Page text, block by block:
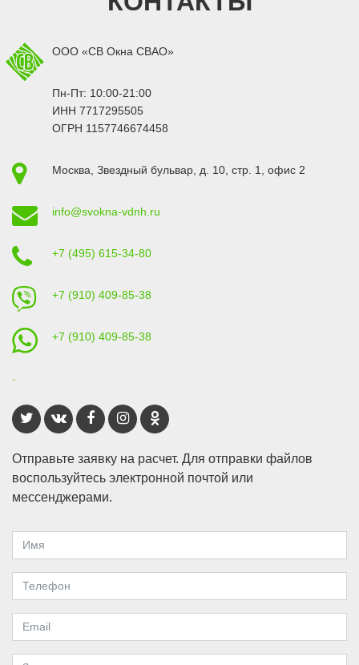
ООО «СВ Окна СВАО»
Пн-Пт: 10:00-21:00
ИНН 7717295505
ОГРН 1157746674458
Москва, Звездный бульвар, д. 10, стр. 1, офис 2
info@svokna-vdnh.ru
+7 (495) 615-34-80
+7 (910) 409-85-38
+7 (910) 409-85-38
Отправьте заявку на расчет. Для отправки файлов
воспользуйтесь электронной почтой или
мессенджерами.